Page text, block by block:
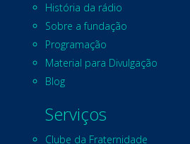
História da rádio
Sobre a fundação
Programação
Material para Divulgação
Blog
Serviços
Clube da Fraternidade